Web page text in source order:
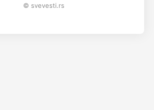
© svevesti.rs